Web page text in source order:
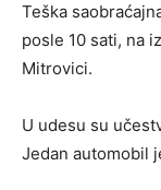
Teška
posle 10 sati, na
Mitrovici.
U udesu su
Jedan automobil